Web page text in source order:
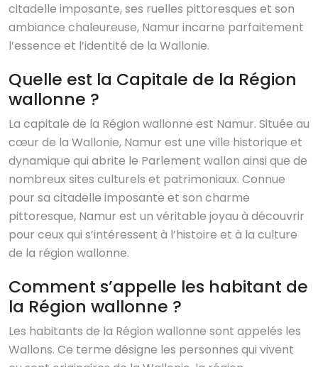
citadelle imposante, ses ruelles pittoresques et son
ambiance chaleureuse, Namur incarne parfaitement
l’essence et l’identité de la Wallonie.
Quelle est la Capitale de la Région
wallonne ?
La capitale de la Région wallonne est Namur. Située au
cœur de la Wallonie, Namur est une ville historique et
dynamique qui abrite le Parlement wallon ainsi que de
nombreux sites culturels et patrimoniaux. Connue
pour sa citadelle imposante et son charme
pittoresque, Namur est un véritable joyau à découvrir
pour ceux qui s’intéressent à l’histoire et à la culture
de la région wallonne.
Comment s’appelle les habitant de
la Région wallonne ?
Les habitants de la Région wallonne sont appelés les
Wallons. Ce terme désigne les personnes qui vivent